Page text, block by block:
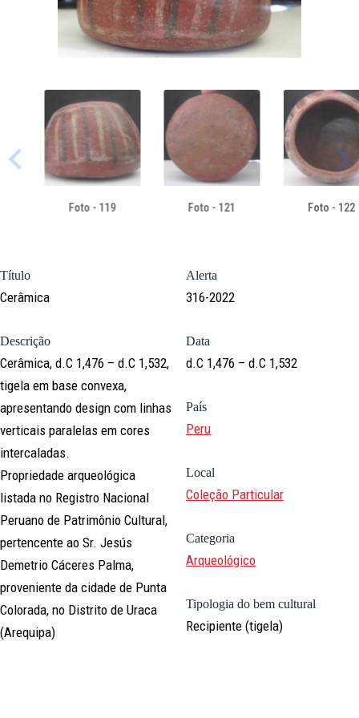
Foto - 119 Foto - 121 Foto - 122
Título
Cerâmica
Descrição
Cerâmica, d.C 1,476 – d.C 1,532,
tigela em base convexa,
apresentando design com linhas
verticais paralelas em cores
intercaladas.
Propriedade arqueológica
listada no Registro Nacional
Peruano de Patrimônio Cultural,
pertencente ao Sr. Jesús
Demetrio Cáceres Palma,
proveniente da cidade de Punta
Colorada, no Distrito de Uraca
(Arequipa)
Alerta
316-2022
Data
d.C 1,476 – d.C 1,532
País
Peru
Local
Coleção Particular
Categoria
Arqueológico
Tipologia do bem cultural
Recipiente (tigela)